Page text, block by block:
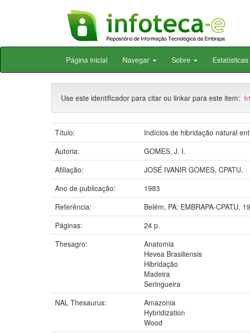
Skip
Página inicial Navegar Sobre Estatísticas
Use este identificador para citar ou linkar para este item:
Título:
Indícios de hibridação natural
Autoria:
GOMES, J. I.
Afiliação:
JOSÉ IVANIR GOMES, CPATU.
Ano de publicação:
1983
Referência:
Belém, PA: EMBRAPA-CPATU,
Páginas:
24 p.
Thesagro:
Anatomia
Hevea Brasiliensis
Hibridação
Madeira
Seringueira
NAL Thesaurus:
Amazonia
Hybridization
Wood